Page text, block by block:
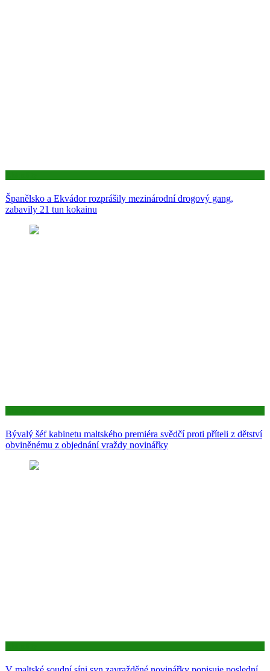
Španělsko a Ekvádor rozprášily mezinárodní drogový gang,
zabavily 21 tun kokainu
Bývalý šéf kabinetu maltského premiéra svědčí proti příteli z dětství
obviněnému z objednání vraždy novinářky